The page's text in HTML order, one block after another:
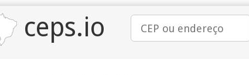
ceps.io